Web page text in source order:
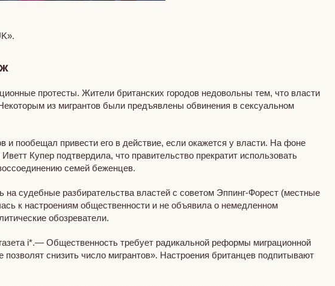
протесты. Жители британских городов недовольны тем, что власти
из мигрантов были предъявлены обвинения в сексуальном
пообещал привести его в действие, если окажется у власти. На фоне
Купер подтвердила, что правительство прекратит использовать
семей беженцев.
на судебные разбирательства властей с советом Эппинг-Форест (местные
к настроениям общественности и не объявила о немедленном
обозреватели.
газета i*.— Общественность требует радикальной реформы миграционной
снизить число мигрантов». Настроения британцев подпитывают